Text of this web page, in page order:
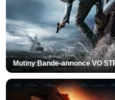
Mutiny Bande-annonce VO